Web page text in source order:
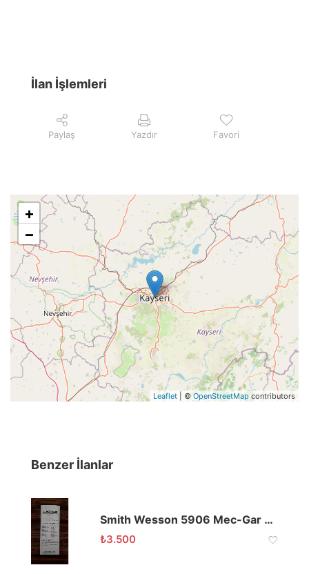
İlan İşlemleri
Paylaş Yazdır Favori
+
−
Leaflet | © OpenStreetMap contributors
Benzer İlanlar
Smith Wesson 5906 Mec-Gar Şarjör
₺3.500